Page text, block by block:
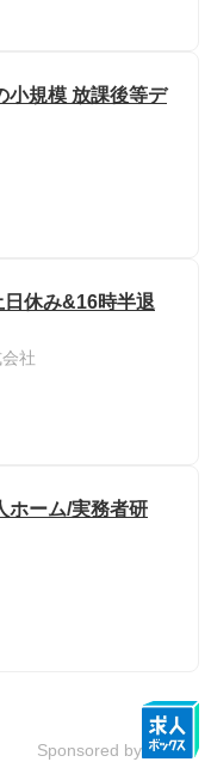
小規模 放課後等デ
日休み&16時半退
社
ホーム/実務者研
Sponsored by